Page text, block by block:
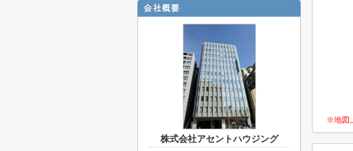
※地図
株式会社アセントハウジング